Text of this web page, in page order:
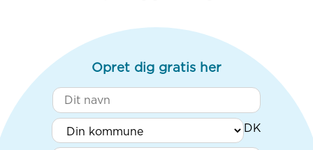
Opret dig gratis her